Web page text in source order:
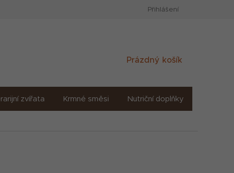
Přihlášení
Nákupní
Prázdný košík
zvířata Krmné směsi Nutriční doplňky